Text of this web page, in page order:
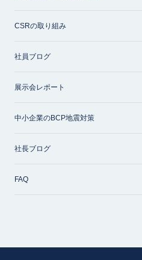
CSRの取り組み
社員ブログ
展示会レポート
中小企業のBCP地震対策
社長ブログ
FAQ